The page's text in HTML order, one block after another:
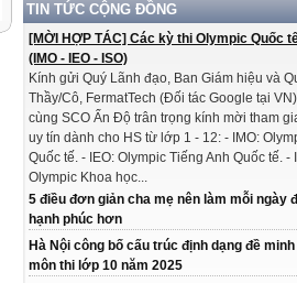
TIN TỨC CỘNG ĐỒNG
[MỜI HỢP TÁC] Các kỳ thi Olympic Quốc
(IMO - IEO - ISO)
Kính gửi Quý Lãnh đạo, Ban Giám hiệu và
Thầy/Cô, FermatTech (Đối tác Google tại
cùng SCO Ấn Độ trân trọng kính mời tham
uy tín dành cho HS từ lớp 1 - 12: - IMO:
Quốc tế. - IEO: Olympic Tiếng Anh Quốc tế. -
Olympic Khoa học...
5 điều đơn giản cha mẹ nên làm mỗi ngày
hạnh phúc hơn
Hà Nội công bố cấu trúc định dạng đề
môn thi lớp 10 năm 2025